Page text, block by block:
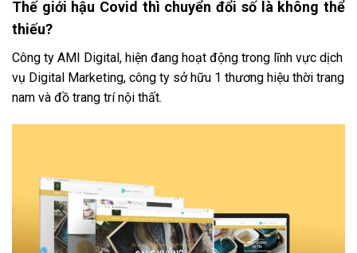
Thế giới hậu Covid thì chuyển đổi số là không thể
thiếu?
Công ty AMI Digital, hiện đang hoạt động trong lĩnh vực dịch
vụ Digital Marketing, công ty sở hữu 1 thương hiệu thời trang
nam và đồ trang trí nội thất.